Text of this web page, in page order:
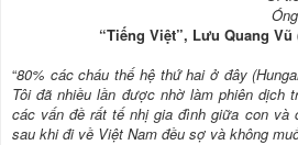
“Tiếng Việt”, Lưu Quang
“80% các cháu thế hệ thứ hai ở đây
Tôi đã nhiều lần được nhờ làm phiên dịch
các vấn đề rất tế nhị gia đình giữa con và
sau khi đi về Việt Nam đều sợ và không